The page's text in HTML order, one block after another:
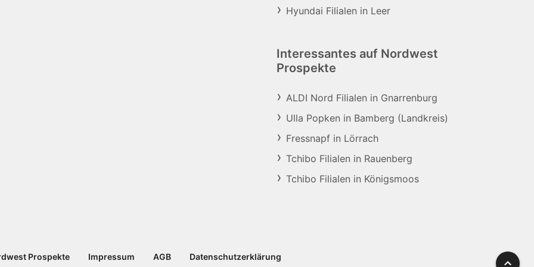
Hyundai Filialen in Leer
Interessantes auf Nordwest
Prospekte
ALDI Nord Filialen in Gnarrenburg
Ulla Popken in Bamberg (Landkreis)
Fressnapf in Lörrach
Tchibo Filialen in Rauenberg
Tchibo Filialen in Königsmoos
Prospekte Impressum AGB Datenschutzerklärung Nach